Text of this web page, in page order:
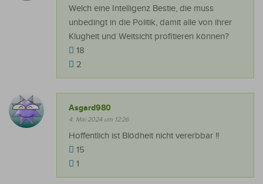
Welch eine Intelligenz Bestie, die muss
unbedingt in die Politik, damit alle von ihrer
Klugheit und Weitsicht profitieren können?
18
2
Asgard980
4. Mai 2024 um 12:26
Hoffentlich ist Blödheit nicht vererbbar !!
15
1